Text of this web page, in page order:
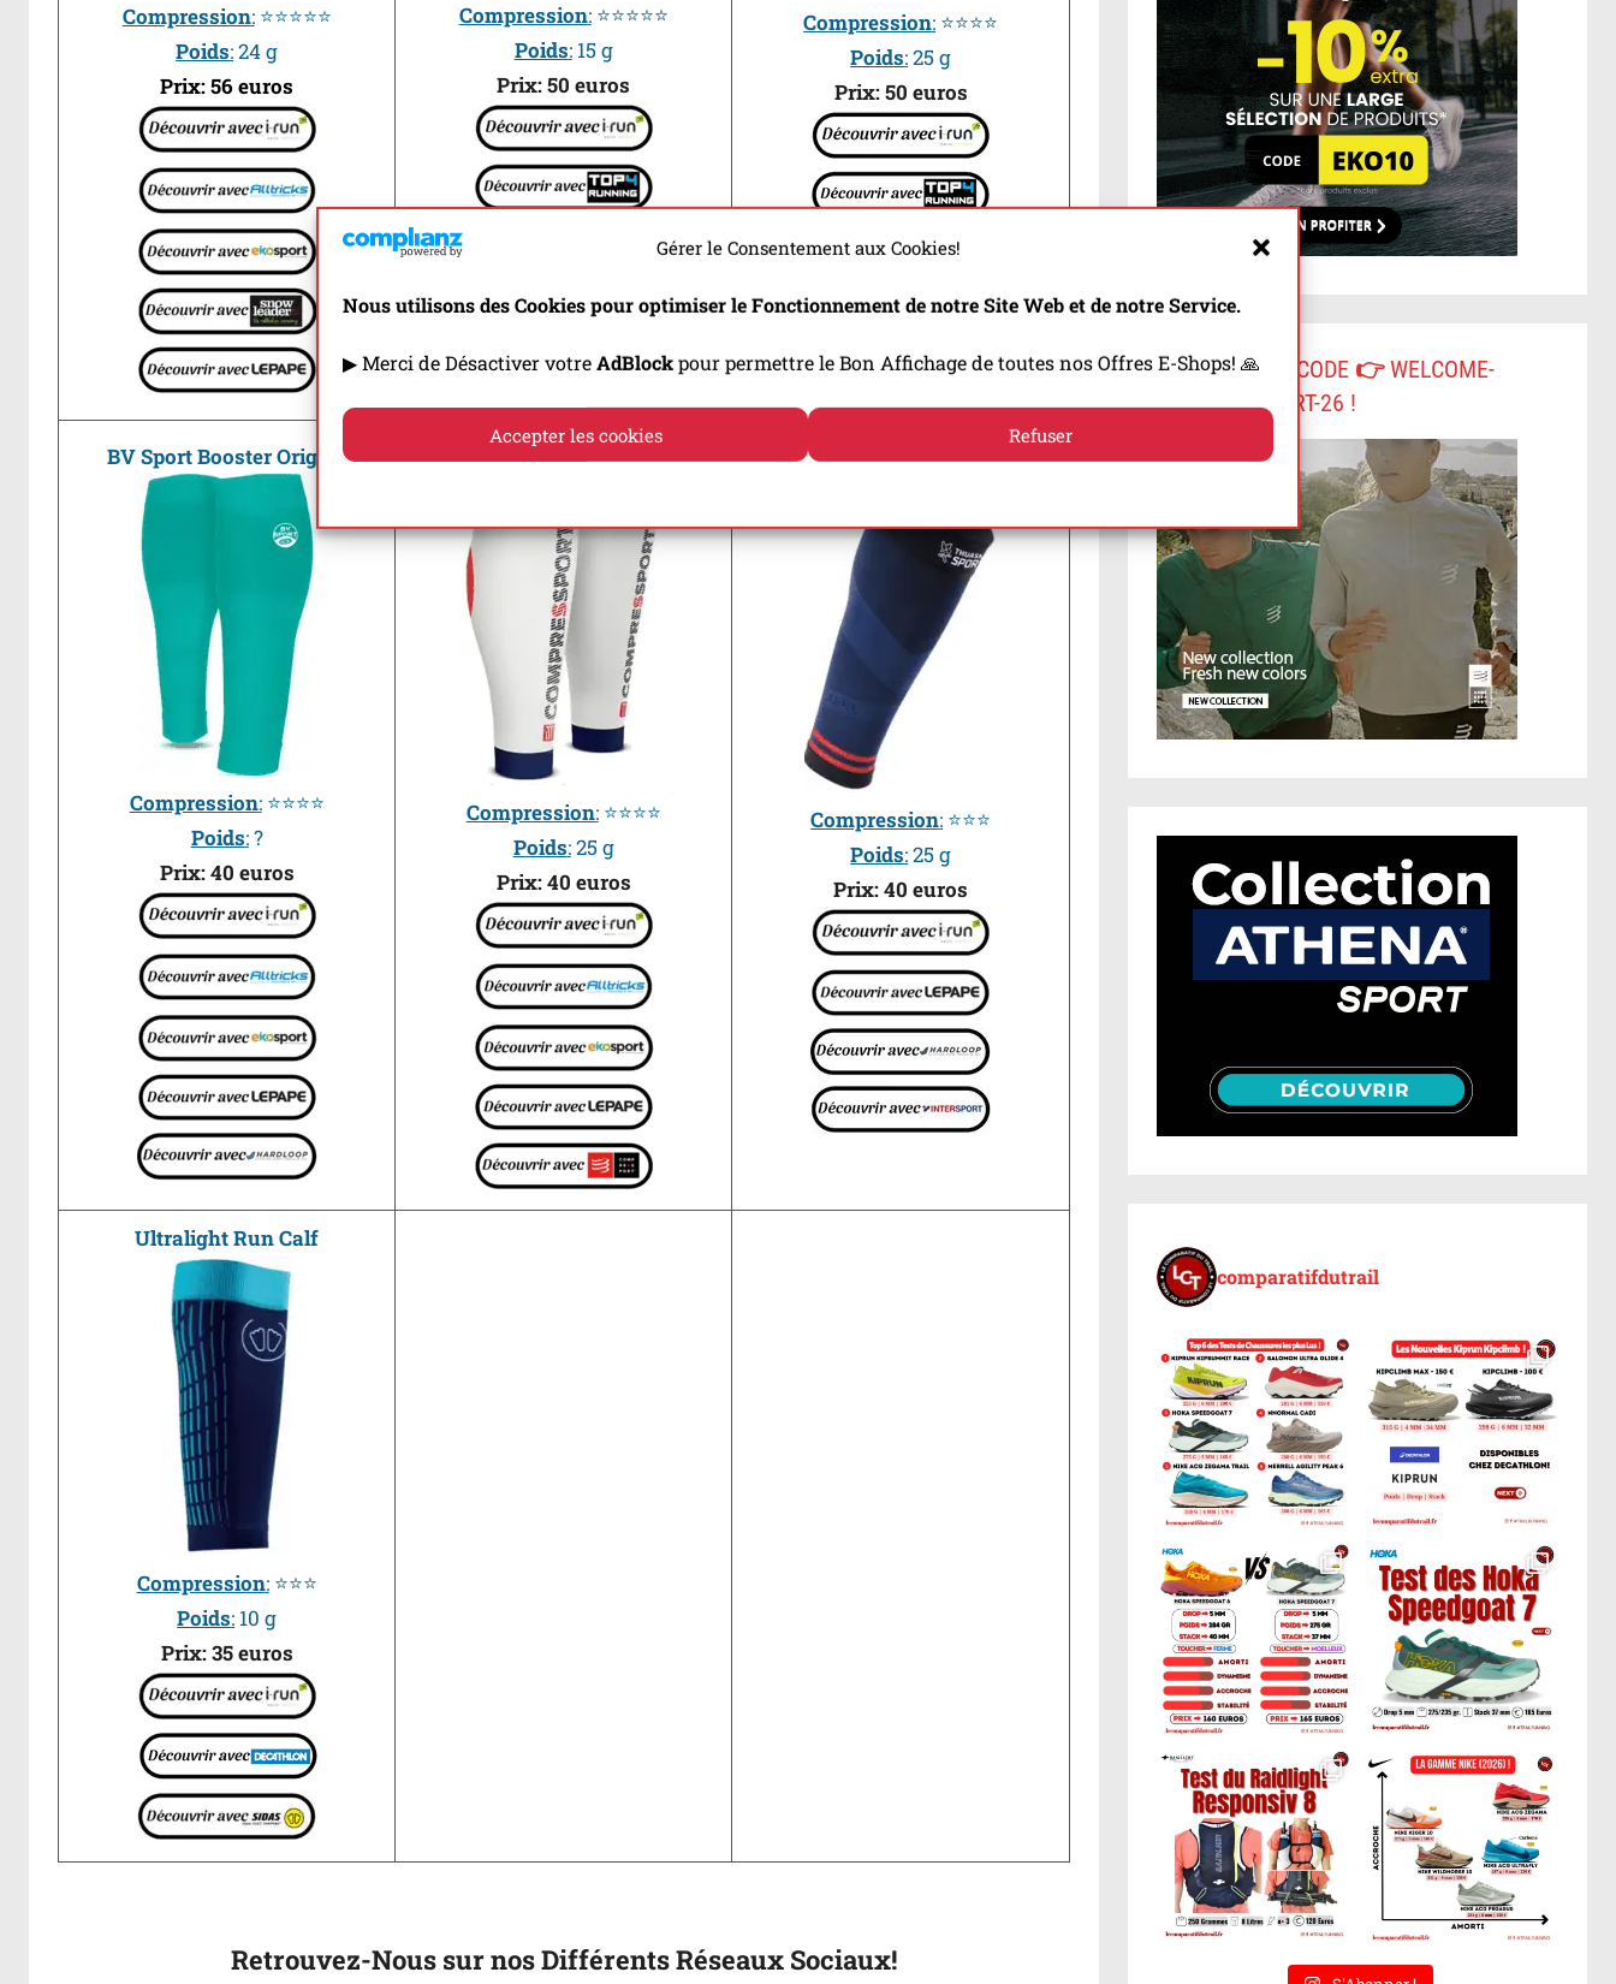
Gérer le Consentement aux Cookies!
Nous utilisons des Cookies pour optimiser le Fonctionnement de notre Site Web et de notre Service.
▶ Merci de Désactiver votreAdBlockpour permettre le Bon Affichage de toutes nos Offres E-Shops! 🙏
Accepter les cookies Refuser
Compression:⭐⭐⭐⭐⭐
Poids:24 g
Prix: 56 euros
Compression:⭐⭐⭐⭐⭐
Poids:15 g
Prix: 50 euros
Compression: ⭐⭐⭐⭐
Poids:25 g
Prix: 50 euros
BV Sport Booster Origine
Compression:⭐⭐⭐⭐
Poids:?
Prix: 40 euros
Compressport R2 3.0
Compression:⭐⭐⭐⭐
Poids:25 g
Prix: 40 euros
Thuasne Up Activ RunTrail
Compression: ⭐⭐⭐
Poids:25 g
Prix: 40 euros
Ultralight Run Calf
Compression:⭐⭐⭐
Poids: 10 g
Prix: 35 euros
Retrouvez-Nous sur nos Différents Réseaux Sociaux!
-10% AVEC LE CODE 👉 WELCOME-
COMPRESSPORT-26 !
comparatifdutrail